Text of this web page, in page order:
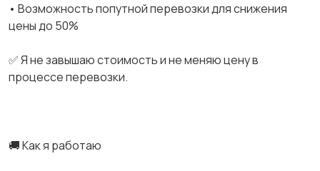
• Возможность попутной перевозки для снижения
цены до 50%
✅ Я не завышаю стоимость и не меняю цену в
процессе перевозки.
🚚 Как я работаю